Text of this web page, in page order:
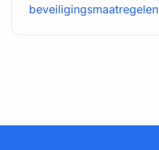
beveiligingsmaatregelen